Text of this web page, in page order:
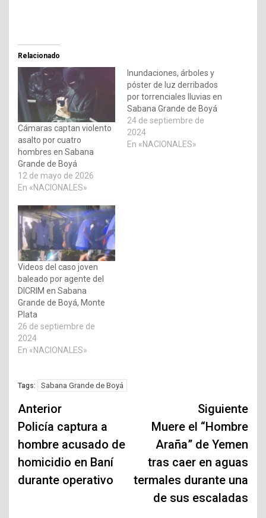
Relacionado
Cámaras captan violento
asalto por cuatro
hombres en Sabana
Grande de Boyá
12 de mayo de 2026
En «NACIONALES»
Inundaciones, árboles y
póster de luz derribados
por torrenciales lluvias en
Sabana Grande de Boyá
24 de septiembre de
2024
En «NACIONALES»
Videos del caso joven
baleado por agente del
DICRIM en Sabana
Grande de Boyá, Monte
Plata
26 de septiembre de
2024
En «NACIONALES»
Tags: Sabana Grande de Boyá
Navegación
de
entradas
Anterior
Policía captura a
hombre acusado de
homicidio en Baní
durante operativo
Siguiente
Muere el “Hombre
Araña” de Yemen
tras caer en aguas
termales durante una
de sus escaladas